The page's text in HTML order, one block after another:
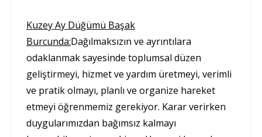
Kuzey Ay Düğümü Başak
Burcunda:Dağılmaksızın ve ayrıntılara
odaklanmak sayesinde toplumsal düzen
geliştirmeyi, hizmet ve yardım üretmeyi, verimli
ve pratik olmayı, planlı ve organize hareket
etmeyi öğrenmemiz gerekiyor. Karar verirken
duygularımızdan bağımsız kalmayı